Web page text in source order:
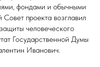
фондами и обычными
проекта возглавил
человеческого
Государственной Думы
Иванович.